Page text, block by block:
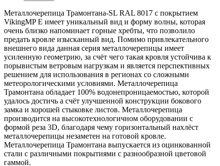
Металлочерепица Трамонтана-SL RAL 8017 с покрытием
VikingMP E имеет уникальный вид и форму волны, которая
очень близко напоминает горные хребты, что позволило
предать кровле изысканный вид. Помимо привлекательного
внешнего вида данная серия металлочерепицы имеет
усиленную геометрию, за счёт чего такая кровля устойчива к
порывистым ветровым нагрузкам и является перспективных
решением для использования в регионах со сложными
метеорологическими условиями. Металлочерепица
Трамонтана обладает 100% водонепроницаемостью, которой
удалось достичь а счёт улучшенной конструкции бокового
замка и хорошей стыковке листов. Металлочерепица
производится на высокотехнологичном оборудовании с
формой реза 3D, благодаря чему горизонтальный нахлёст
металлочерепицы незаметен на готовой кровле.
Металлочерепица Трамонтана выпускается из оцинкованной
стали с различными покрытиями с разнообразной цветовой
гаммой.